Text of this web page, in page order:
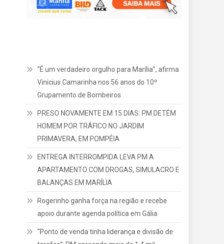
“É um verdadeiro orgulho para Marília”, afirma
Vinicius Camarinha nos 56 anos do 10º
Grupamento de Bombeiros
PRESO NOVAMENTE EM 15 DIAS: PM DETÉM
HOMEM POR TRÁFICO NO JARDIM
PRIMAVERA, EM POMPÉIA
ENTREGA INTERROMPIDA LEVA PM A
APARTAMENTO COM DROGAS, SIMULACRO E
BALANÇAS EM MARÍLIA
Rogerinho ganha força na região e recebe
apoio durante agenda política em Gália
“Ponto de venda tinha liderança e divisão de